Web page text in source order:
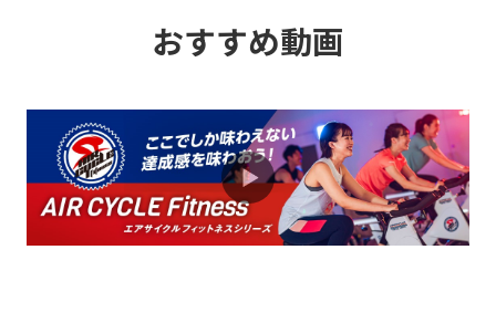
リニューアル実施！充実した施設で楽し
2026.07.21 お知らせ
スタジオオンライン予約システムご利用
方法について
おすすめ動画